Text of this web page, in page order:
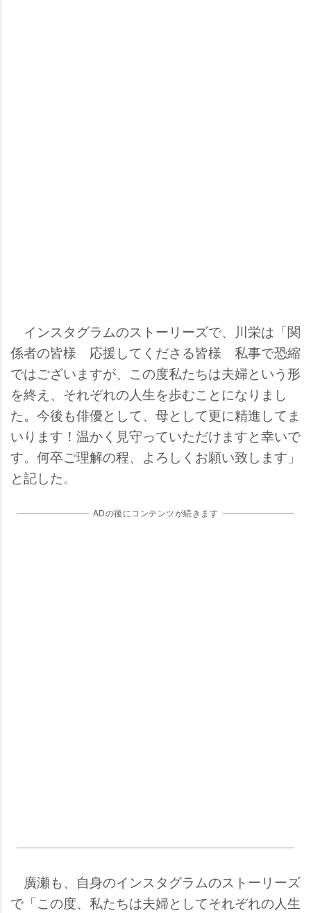
インスタグラムのストーリーズで、川栄は「関
係者の皆様 応援してくださる皆様 私事で恐縮
ではございますが、この度私たちは夫婦という形
を終え、それぞれの人生を歩むことになりまし
た。今後も俳優として、母として更に精進してま
いります！温かく見守っていただけますと幸いで
す。何卒ご理解の程、よろしくお願い致します」
と記した。
ADの後にコンテンツが続きます
廣瀬も、自身のインスタグラムのストーリーズ
で「この度、私たちは夫婦としてそれぞれの人生